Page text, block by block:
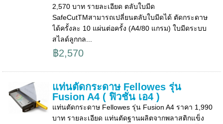
2,570 บาท รายละเอียด ตลับใบมีด
SafeCutTMสามารถเปลี่ยนตลับใบมีดได้ ตัดกระดาษ
ได้ครั้งละ 10 แผ่นต่อครั้ง (A4/80 แกรม) ใบมีดระบบ
สไลด์ลูกกล...
฿2,570
แท่นตัดกระดาษ Fellowes รุ่น
Fusion A4 ( ฟิวชั่น เอ4 )
แท่นตัดกระดาษ Fellowes รุ่น Fusion A4 ราคา 1,990
บาท รายละเอียด แท่นตัดฐานผลิตจากพลาสติกแข็ง